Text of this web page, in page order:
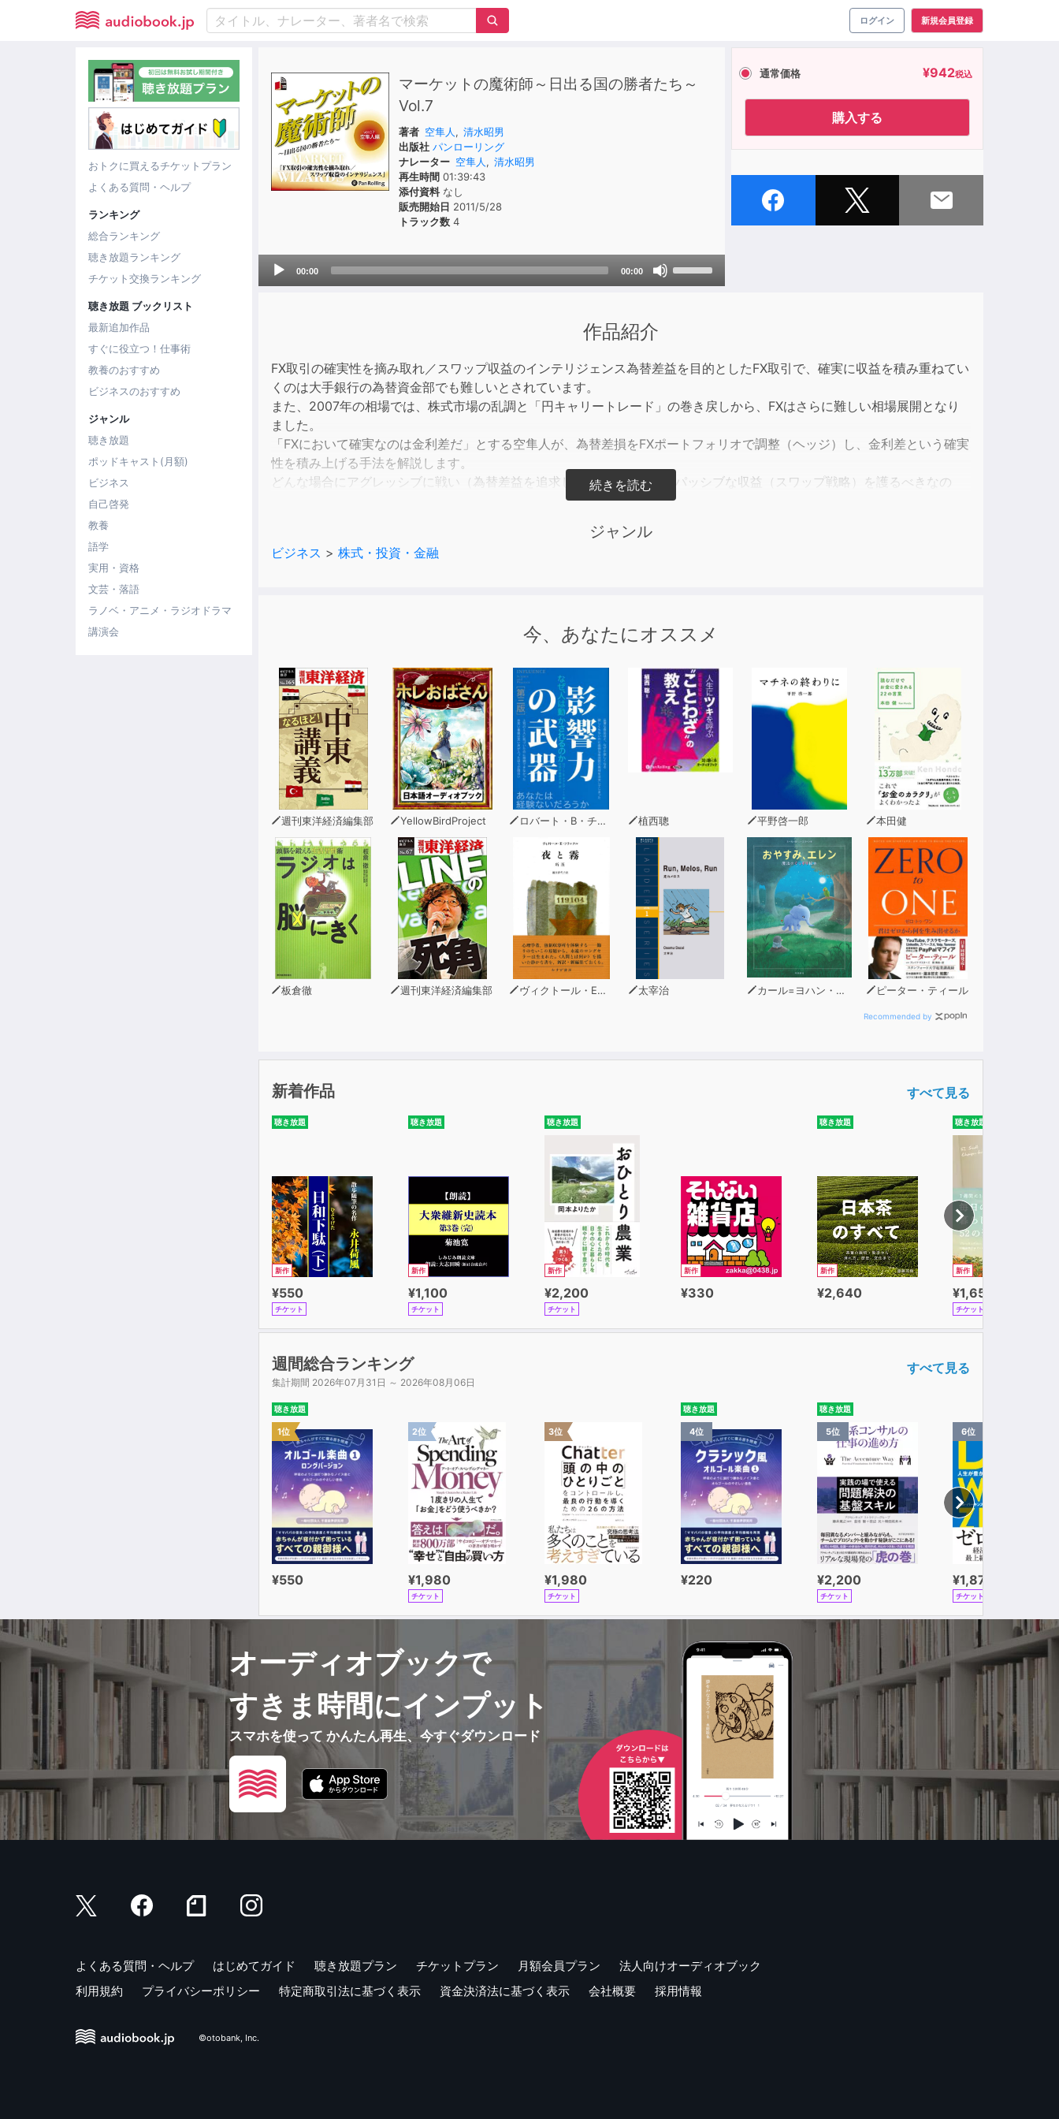
ログイン 新規会員登録
おトクに買えるチケットプラン
よくある質問・ヘルプ
ランキング
総合ランキング
聴き放題ランキング
チケット交換ランキング
聴き放題 ブックリスト
最新追加作品
すぐに役立つ！仕事術
教養のおすすめ
ビジネスのおすすめ
ジャンル
聴き放題
ポッドキャスト(月額)
ビジネス
自己啓発
教養
語学
実用・資格
文芸・落語
ラノベ・アニメ・ラジオドラマ
講演会
マーケットの魔術師～日出る国の勝者たち～
Vol.7
著者 空隼人 , 清水昭男
出版社 パンローリング
ナレーター 空隼人 , 清水昭男
再生時間 01:39:43
添付資料なし
販売開始日 2011/5/28
トラック数 4
Audio
00:00 00:00
or
volume.
通常価格 ¥942税込
購入する
作品紹介
FX取引の確実性を摘み取れ／スワップ収益のインテリジェンス為替差益を目的としたFX取引で、確実に収益を積み重ねてい
くのは大手銀行の為替資金部でも難しいとされています。
また、2007年の相場では、株式市場の乱調と「円キャリートレード」の巻き戻しから、FXはさらに難しい相場展開となり
ました。
「FXにおいて確実なのは金利差だ」とする空隼人が、為替差損をFXポートフォリオで調整（ヘッジ）し、金利差という確実
性を積み上げる手法を解説します。
どんな場合にアグレッシブに戦い（為替差益を追求し）、どんな場合にパッシブな収益（スワップ戦略）を護るべきなの
ジャンル
ビジネス > 株式・投資・金融
今、あなたにオススメ
週刊東洋経済編集部 YellowBirdProject ロバート・B・チャルディーニ 植西聰 平野啓一郎 本田健
板倉徹 週刊東洋経済編集部 ヴィクトール・E・フランクル 太宰治 カール=ヨハン・エリーン（著） ピーター・ティール
Recommended by
新着作品 すべて見る
聴き放題
新作
¥550
チケット
聴き放題
新作
¥1,100
チケット
聴き放題
新作
¥2,200
チケット
新作
¥330
聴き放題
新作
¥2,640
聴き放題
新作
¥1,650
チケット
週間総合ランキング
集計期間 2026年07月31日 ～ 2026年08月06日
すべて見る
聴き放題
1位
¥550
2位
¥1,980
チケット
3位
¥1,980
チケット
聴き放題
4位
¥220
聴き放題
5位
¥2,200
チケット
6位
¥1,870
チケット
オーディオブックで
すきま時間にインプット
スマホを使って かんたん再生、今すぐダウンロード
よくある質問・ヘルプ はじめてガイド 聴き放題プラン チケットプラン 月額会員プラン
法人向けオーディオブック
利用規約
プライバシーポリシー 特定商取引法に基づく表示 資金決済法に基づく表示 会社概要 採用情報
©otobank, Inc.